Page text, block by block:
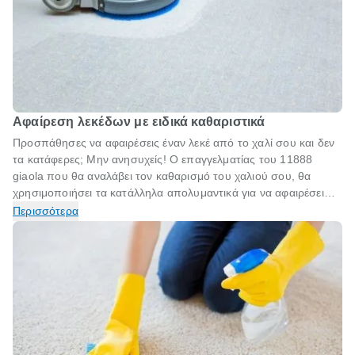
Αφαίρεση λεκέδων με ειδικά καθαριστικά
Προσπάθησες να αφαιρέσεις έναν λεκέ από το χαλί σου και δεν
τα κατάφερες; Μην ανησυχείς! Ο επαγγελματίας του 11888
giaola που θα αναλάβει τον καθαρισμό του χαλιού σου, θα
χρησιμοποιήσει τα κατάλληλα απολυμαντικά για να αφαιρέσει
οποιονδήποτε λεκέ υπάρχει σε αυτό. Με τη χρήση άοσμων
εξειδικευμένων προϊόντων θα εξουδετερώσει όλους εκείνους
τους δύσκολους λεκέδες και τις δυσάρεστες οσμές, που μάταια
προσπάθησες να εξαφανίσεις. Να είσαι σίγουρος ότι όσο συχνά
και αν αερίζεις το χαλί σου και προσπαθείς να το διατηρήσεις
καθαρό, με τον επαγγελματικό καθαρισμό θα απαλλαγείς από
οσμές, λεκέδες και βρωμιές που δεν μπορείς να απομακρύνεις.
Οι λεκέδες δεν επανεμφανίζονται, τα χρώματα δεν αλλοιώνονται
και δεν υπάρχει κίνδυνος για κιτρινίλες και φθορές.
Περισσότερα